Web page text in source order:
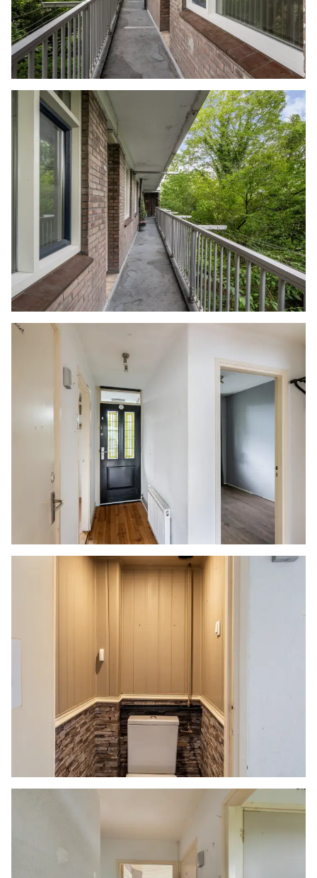
zelfbewoningsplicht.
Gunning
Verkoper behoudt zich uitdrukkelijk het recht
voor het object te gunnen aan de gegadigde
van zijn keuze.
Nadrukkelijk zij vermeld dat alle informatie in
deze brochure moet beschouwd worden als een
uitnodiging tot het doen van een bod of om in
onderhandeling te treden. Er kunnen geen
rechten worden ontleend aan deze informatie.
Vlietlanden NVM Makelaars streeft ernaar de
informatie op haar website / brochures en
andere uitingen zo actueel en nauwkeurig
mogelijk weer te geven. Hoewel de informatie
met de grootst mogelijke zorgvuldigheid is
samengesteld aanvaarden wij geen enkele
aansprakelijkheid ten aanzien van de juistheid
van de vermelde gegevens.